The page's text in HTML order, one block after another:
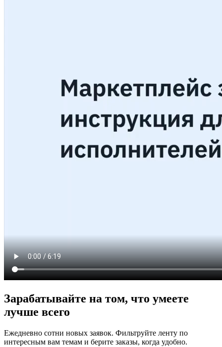
Зарабатывайте на том, что умеете
лучше всего
Ежедневно сотни новых заявок. Фильтруйте ленту по
интересным вам темам и берите заказы, когда удобно.